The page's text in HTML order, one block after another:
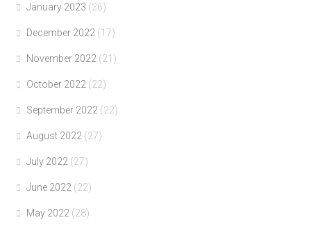
January 2023 (26)
December 2022 (17)
November 2022 (21)
October 2022 (22)
September 2022 (22)
August 2022 (27)
July 2022 (27)
June 2022 (22)
May 2022 (28)